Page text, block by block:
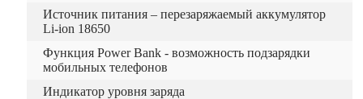
Источник питания – перезаряжаемый аккумулятор
Li-ion 18650
Функция Power Bank - возможность подзарядки
мобильных телефонов
Индикатор уровня заряда